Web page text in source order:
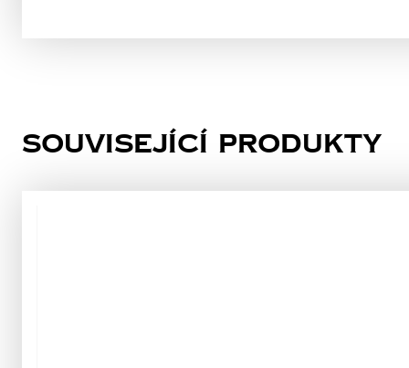
Související produkty